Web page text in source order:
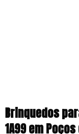
Brinquedos
1A99 em